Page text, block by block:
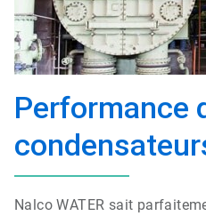
Performance
Nalco WATER sait